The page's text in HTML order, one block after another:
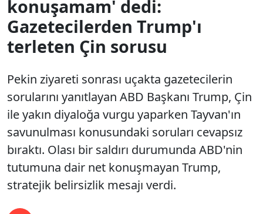
konuşamam' dedi:
Gazetecilerden Trump'ı
terleten Çin sorusu
Pekin ziyareti sonrası uçakta gazetecilerin
sorularını yanıtlayan ABD Başkanı Trump, Çin
ile yakın diyaloğa vurgu yaparken Tayvan'ın
savunulması konusundaki soruları cevapsız
bıraktı. Olası bir saldırı durumunda ABD'nin
tutumuna dair net konuşmayan Trump,
stratejik belirsizlik mesajı verdi.